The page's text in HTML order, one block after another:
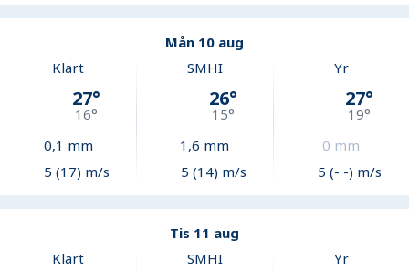
Mån 10 aug
Klart
27°
16°
0,1 mm
5 (17) m/s
SMHI
26°
15°
1,6 mm
5 (14) m/s
Yr
27°
19°
0 mm
5 (- -) m/s
Tis 11 aug
Klart
SMHI Yr